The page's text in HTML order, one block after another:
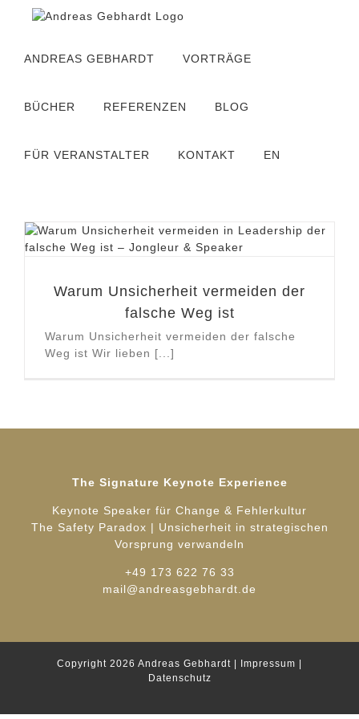
ANDREAS GEBHARDT
VORTRÄGE
BÜCHER REFERENZEN BLOG
FÜR VERANSTALTER KONTAKT EN
Warum Unsicherheit vermeiden der
falsche Weg ist
Warum Unsicherheit vermeiden der falsche
Weg ist Wir lieben [...]
The Signature Keynote Experience
Keynote Speaker für Change & Fehlerkultur
The Safety Paradox | Unsicherheit in strategischen
Vorsprung verwandeln
+49 173 622 76 33
mail@andreasgebhardt.de
Copyright 2026 Andreas Gebhardt Impressum
Datenschutz